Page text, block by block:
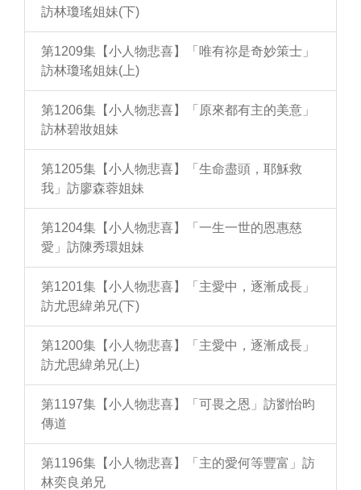
訪林瓊瑤姐妹(下)
第1209集【小人物悲喜】「唯有祢是奇妙策士」
訪林瓊瑤姐妹(上)
第1206集【小人物悲喜】「原來都有主的美意」
訪林碧妝姐妹
第1205集【小人物悲喜】「生命盡頭，耶穌救
我」訪廖森蓉姐妹
第1204集【小人物悲喜】「一生一世的恩惠慈
愛」訪陳秀環姐妹
第1201集【小人物悲喜】「主愛中，逐漸成長」
訪尤思緯弟兄(下)
第1200集【小人物悲喜】「主愛中，逐漸成長」
訪尤思緯弟兄(上)
第1197集【小人物悲喜】「可畏之恩」訪劉怡昀
傳道
第1196集【小人物悲喜】「主的愛何等豐富」訪
林奕良弟兄